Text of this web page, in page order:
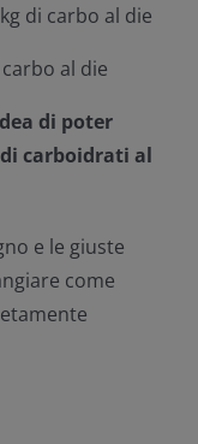
di carbo al die
al die
di poter
carboidrati al
e le giuste
come